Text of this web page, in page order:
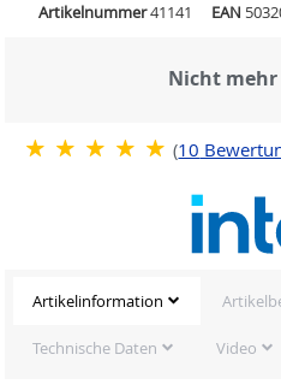
Artikelnummer41141 EAN
Nicht
(10
Artikelinformation
Technische Daten Video